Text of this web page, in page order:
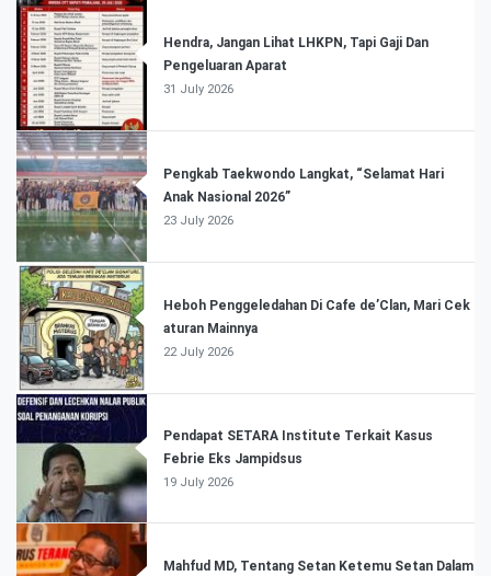
Hendra, Jangan Lihat LHKPN, Tapi Gaji Dan
Pengeluaran Aparat
31 July 2026
Pengkab Taekwondo Langkat, “Selamat Hari
Anak Nasional 2026”
23 July 2026
Heboh Penggeledahan Di Cafe de’Clan, Mari Cek
aturan Mainnya
22 July 2026
Pendapat SETARA Institute Terkait Kasus
Febrie Eks Jampidsus
19 July 2026
Mahfud MD, Tentang Setan Ketemu Setan Dalam